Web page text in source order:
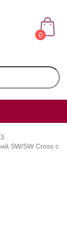
0
SW/SW Cross c